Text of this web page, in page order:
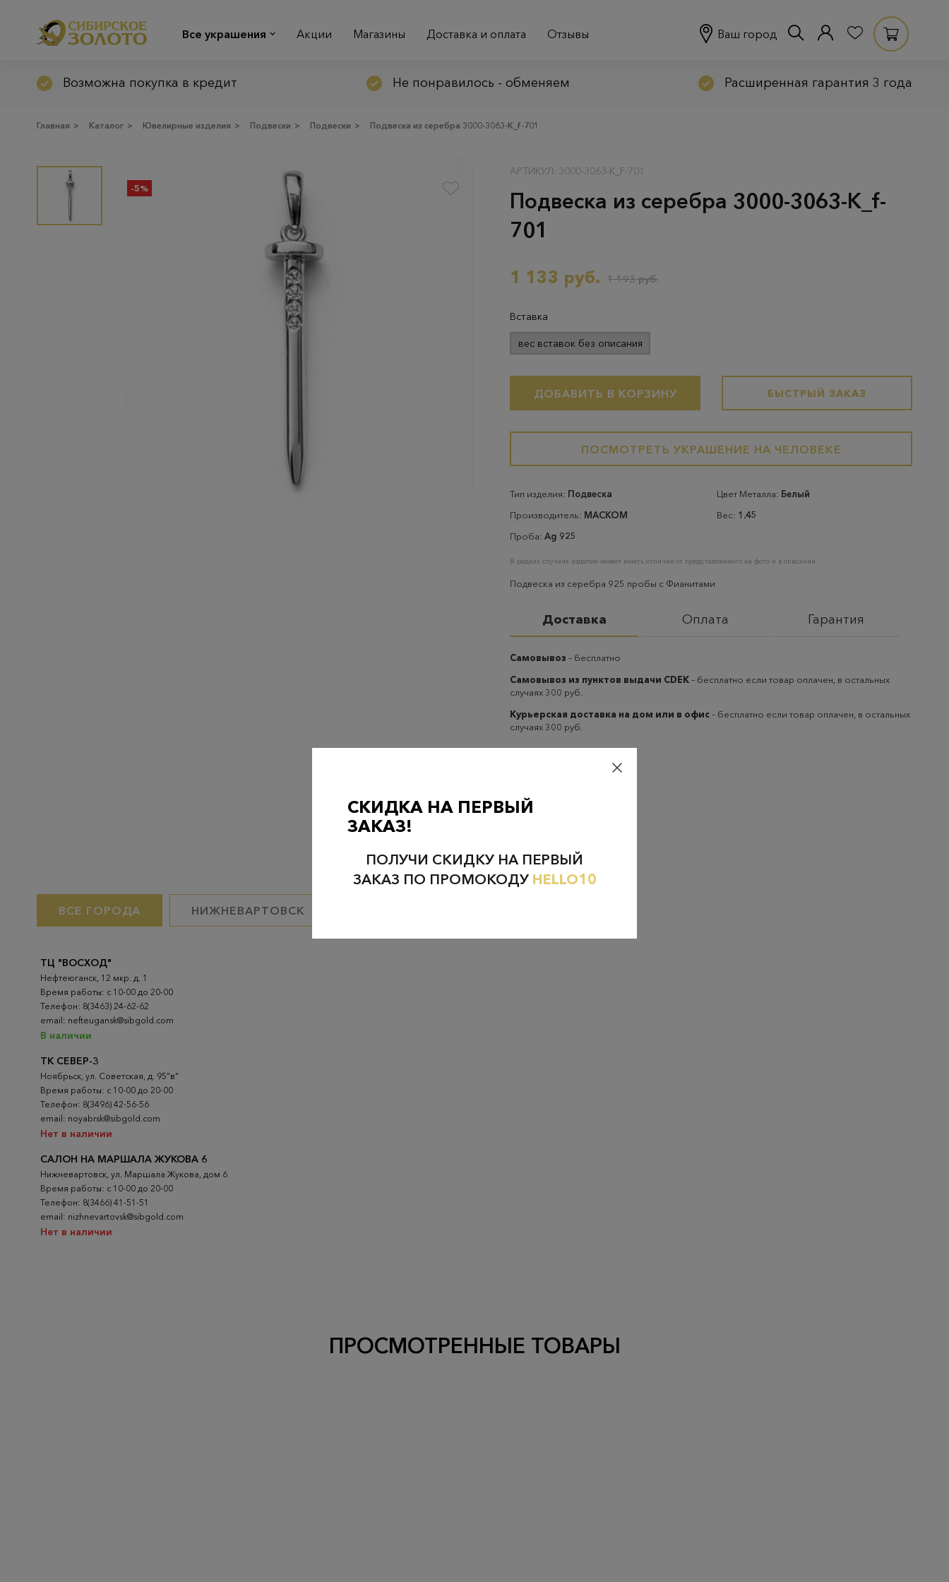
Все украшения Акции Магазины Доставка и оплата Отзывы Ваш город
Возможна покупка в кредит Не понравилось - обменяем Расширенная гарантия 3 года
Главная > Каталог > Ювелирные изделия > Подвески > Подвески > Подвеска из серебра 3000-3063-К_f-701
-5%
АРТИКУЛ: 3000-3063-К_F-701
Подвеска из серебра 3000-3063-К_f-
701
1 133 руб. 1 193 руб.
Вставка
вес вставок без описания
ДОБАВИТЬ В КОРЗИНУ БЫСТРЫЙ ЗАКАЗ
ПОСМОТРЕТЬ УКРАШЕНИЕ НА ЧЕЛОВЕКЕ
Тип изделия: Подвеска
Производитель: МАСКОМ
Проба: Ag 925
Цвет Металла: Белый
Вес: 1.45
В редких случаях изделие может иметь отличие от представленного на фото и в описании
Подвеска из серебра 925 пробы с Фианитами
Доставка Оплата Гарантия
Самовывоз – бесплатно
Самовывоз из пунктов выдачи CDEK– бесплатно если товар оплачен, в остальных
случаях 300 руб.
Курьерская доставка на дом или в офис– бесплатно если товар оплачен, в остальных
случаях 300 руб.
Проверьте наличие в магазинах
ВСЕ ГОРОДА НИЖНЕВАРТОВСК
ТК СЕВЕР-3
Ноябрьск, ул. Советская, д. 95"в"
Время работы: с 10-00 до 20-00
Телефон: 8(3496) 42-56-56
email: noyabrsk@sibgold.com
Нет в наличии
ТЦ "ВОСХОД"
Нефтеюганск, 12 мкр. д. 1
Время работы: с 10-00 до 20-00
Телефон: 8(3463) 24-62-62
email: nefteugansk@sibgold.com
В наличии
САЛОН НА МАРШАЛА ЖУКОВА 6
Нижневартовск, ул. Маршала Жукова, дом 6
Время работы: с 10-00 до 20-00
Телефон: 8(3466) 41-51-51
email: nizhnevartovsk@sibgold.com
Нет в наличии
ПРОСМОТРЕННЫЕ ТОВАРЫ
СКИДКА НА ПЕРВЫЙ
ЗАКАЗ!
ПОЛУЧИ СКИДКУ НА ПЕРВЫЙ
ЗАКАЗ ПО ПРОМОКОДУ HELLO10